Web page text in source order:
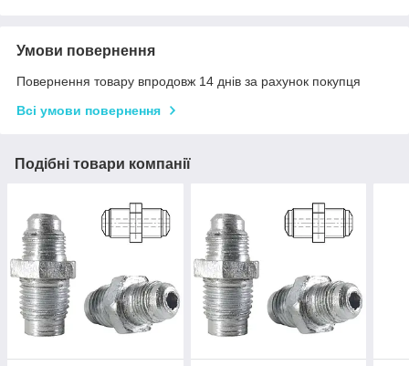
Умови повернення
Повернення товару впродовж 14 днів за рахунок покупця
Всі умови повернення
Подібні товари компанії